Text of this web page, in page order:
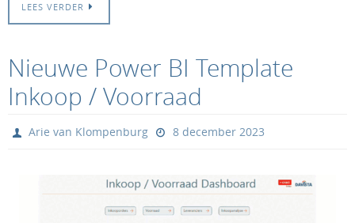
LEES VERDER
Nieuwe Power BI Template
Inkoop / Voorraad
Arie van Klompenburg 8 december 2023